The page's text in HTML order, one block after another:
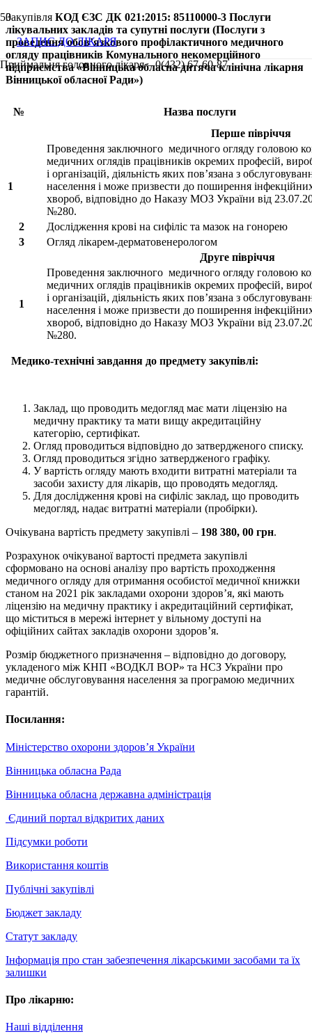
ЗАПИС ДО ЛІКАРЯ
Приймальня головного лікаря – 0(432) 67-60-87
Закупівля КОД ЄЗС ДК 021:2015: 85110000-3 Послуги
лікувальних закладів та супутні послуги (Послуги з
проведення обов’язкового профілактичного медичного
огляду працівників Комунального некомерційного
підприємства «Вінницька обласна дитяча клінічна лікарня
Вінницької обласної Ради»)
№
Назва послуги
Перше півріччя
1
Проведення заключного медичного огляду головою
медичних оглядів працівників окремих професій,
і організацій, діяльність яких пов’язана з
населення і може призвести до поширення
хвороб, відповідно до Наказу МОЗ України від
№280.
2
Дослідження крові на сифіліс та мазок на гонорею
3
Огляд лікарем-дерматовенерологом
Друге півріччя
1
Проведення заключного медичного огляду головою
медичних оглядів працівників окремих професій,
і організацій, діяльність яких пов’язана з
населення і може призвести до поширення
хвороб, відповідно до Наказу МОЗ України від
№280.
Медико-технічні завдання до предмету закупівлі:
Заклад, що проводить медогляд має мати ліцензію на
медичну практику та мати вищу акредитаційну
категорію, сертифікат.
Огляд проводиться відповідно до затвердженого списку.
Огляд проводиться згідно затвердженого графіку.
У вартість огляду мають входити витратні матеріали та
засоби захисту для лікарів, що проводять медогляд.
Для дослідження крові на сифіліс заклад, що проводить
медогляд, надає витратні матеріали (пробірки).
Очікувана вартість предмету закупівлі – 198 380, 00 грн.
Розрахунок очікуваної вартості предмета закупівлі
сформовано на основі аналізу про вартість проходження
медичного огляду для отримання особистої медичної книжки
станом на 2021 рік закладами охорони здоров’я, які мають
ліцензію на медичну практику і акредитаційний сертифікат,
що міститься в мережі інтернет у вільному доступі на
офіційних сайтах закладів охорони здоров’я.
Розмір бюджетного призначення – відповідно до договору,
укладеного між КНП «ВОДКЛ ВОР» та НСЗ України про
медичне обслуговування населення за програмою медичних
гарантій.
Посилання:
Міністерство охорони здоров’я України
Вінницька обласна Рада
Вінницька обласна державна адміністрація
Єдиний портал відкритих даних
Підсумки роботи
Використання коштів
Публічні закупівлі
Бюджет закладу
Статут закладу
Інформація про стан забезпечення лікарськими засобами та їх
залишки
Про лікарню:
Наші відділення